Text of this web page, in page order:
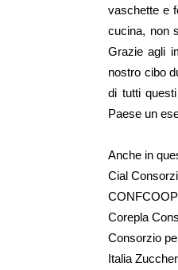
vaschette e
cucina, non
Grazie agli
nostro cibo
di tutti
Paese un
Anche in
Cial
Corepla
Consorzio
Italia